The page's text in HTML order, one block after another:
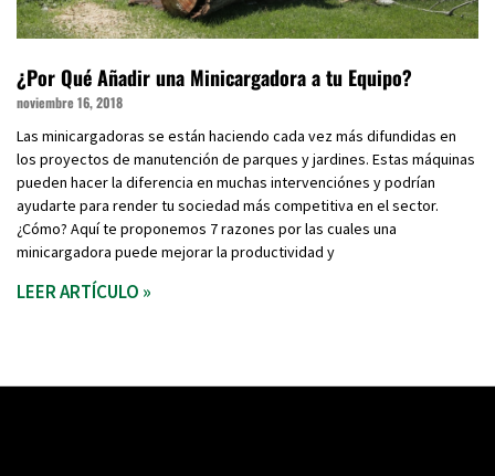
¿Por Qué Añadir una Minicargadora a tu Equipo?
noviembre 16, 2018
Las minicargadoras se están haciendo cada vez más difundidas en
los proyectos de manutención de parques y jardines. Estas máquinas
pueden hacer la diferencia en muchas intervenciónes y podrían
ayudarte para render tu sociedad más competitiva en el sector.
¿Cómo? Aquí te proponemos 7 razones por las cuales una
minicargadora puede mejorar la productividad y
LEER ARTÍCULO »